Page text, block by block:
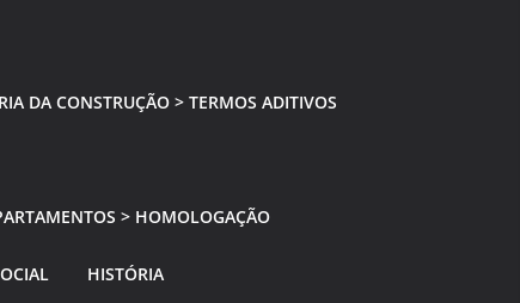
DA CONSTRUÇÃO > TERMOS ADITIVOS
> HOMOLOGAÇÃO
HISTÓRIA